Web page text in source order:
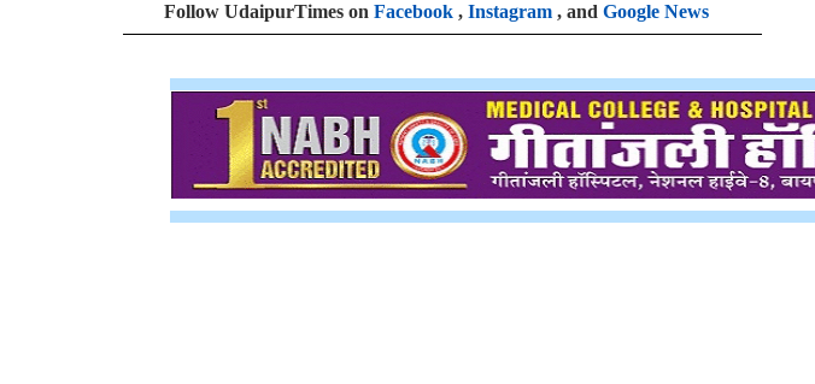
Follow UdaipurTimes on Facebook , Instagram , and Google News